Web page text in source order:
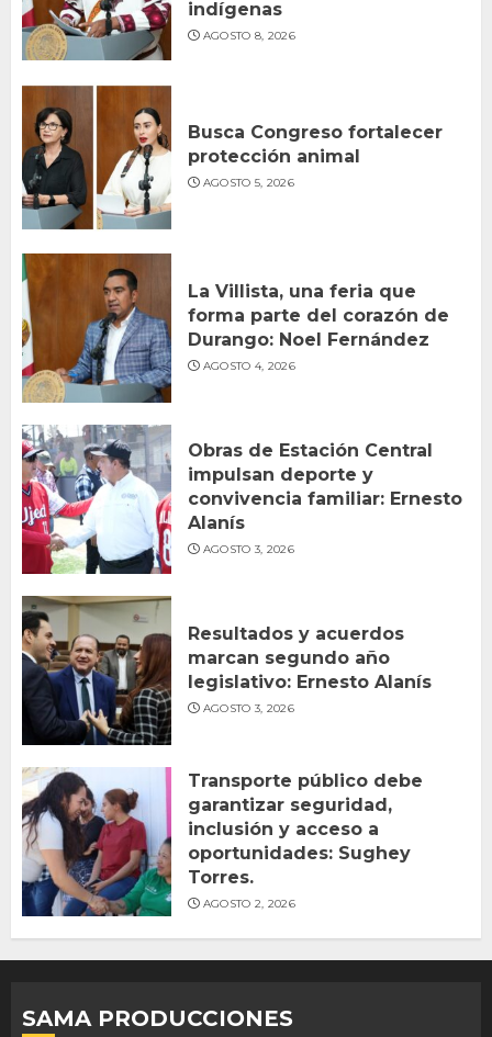
indígenas
AGOSTO 8, 2026
Busca Congreso fortalecer
protección animal
AGOSTO 5, 2026
La Villista, una feria que
forma parte del corazón de
Durango: Noel Fernández
AGOSTO 4, 2026
Obras de Estación Central
impulsan deporte y
convivencia familiar: Ernesto
Alanís
AGOSTO 3, 2026
Resultados y acuerdos
marcan segundo año
legislativo: Ernesto Alanís
AGOSTO 3, 2026
Transporte público debe
garantizar seguridad,
inclusión y acceso a
oportunidades: Sughey
Torres.
AGOSTO 2, 2026
SAMA PRODUCCIONES